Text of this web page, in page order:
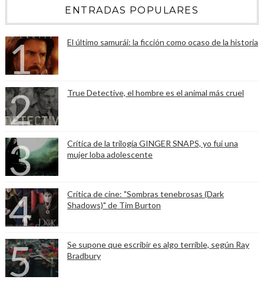
ENTRADAS POPULARES
El último samurái: la ficción como ocaso de la historia
True Detective, el hombre es el animal más cruel
Crítica de la trilogía GINGER SNAPS, yo fui una
mujer loba adolescente
Crítica de cine: "Sombras tenebrosas (Dark
Shadows)" de Tim Burton
Se supone que escribir es algo terrible, según Ray
Bradbury